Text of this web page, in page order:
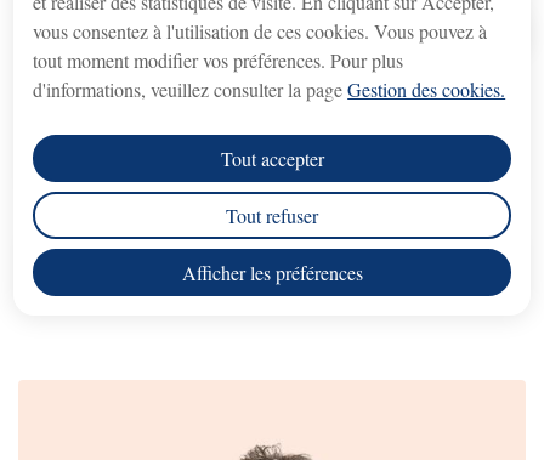
vous consentez à l'utilisation de ces cookies. Vous pouvez à
tout moment modifier vos préférences. Pour plus
d'informations, veuillez consulter la pageGestion des cookies.
Afficher les préférences
Tout accepter
Tout refuser
Le bureau duCrédit Municipal (prêt sur gage)
serafermé du lundi 3 août au lundi 31 août 2026
inclus.
Le servicerouvrira le lundi 7 septembre 2026, aux
Nous vous remercions de votre compréhension.
Accueil
Retrouvez des informations sur le Maire, ses
adjoints et leurs rôles.